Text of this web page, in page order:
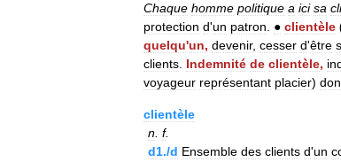
Chaque homme politique a ici sa
protection d'un patron ● clientèle
quelqu'un, devenir, cesser d'être
clients Indemnité de clientèle,
voyageur représentant placier)
clientèle
n f.
d1./d Ensemble des clients d'un